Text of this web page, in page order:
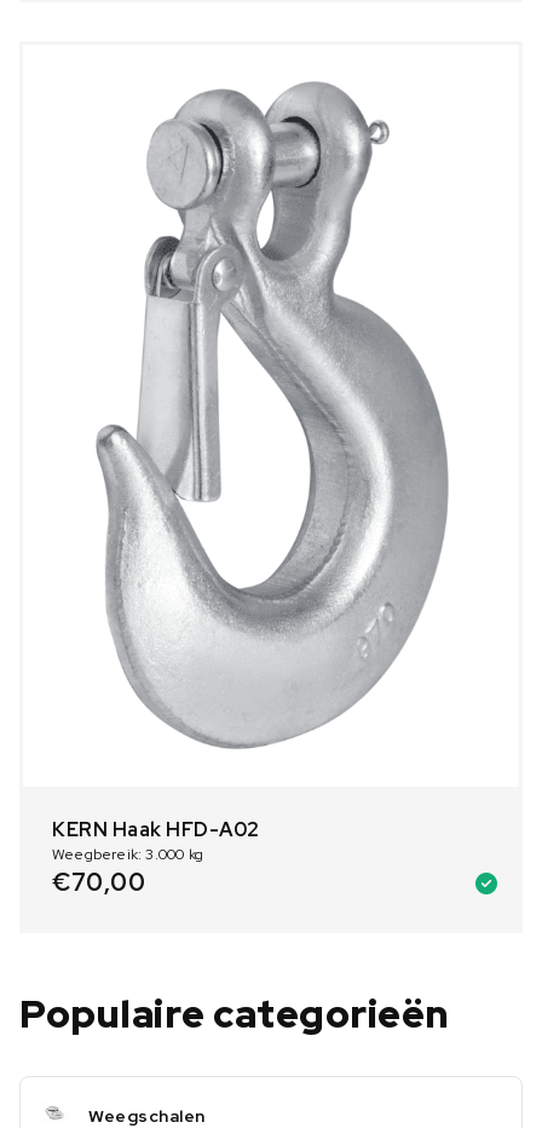
KERN Haak HFD-A02
Weegbereik: 3.000 kg
€70,00
Populaire categorieën
Weegschalen